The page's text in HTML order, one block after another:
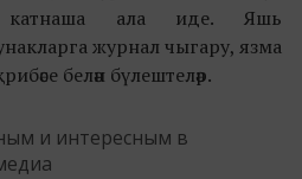
катнаша ала иде. Яшь
журнал чыгару, язма
белән бүлештеләр.
и интересным в